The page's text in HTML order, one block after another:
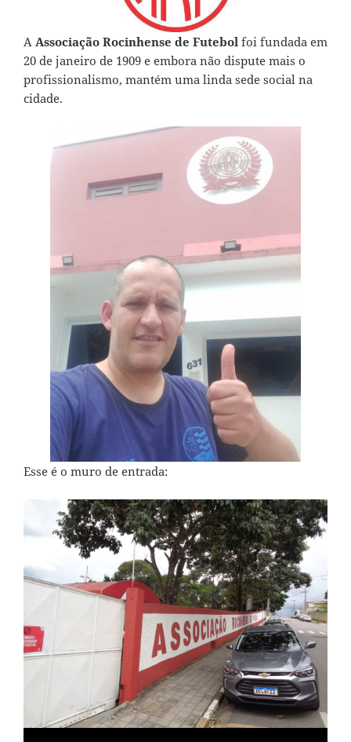
A Associação Rocinhense de Futebol foi fundada em
20 de janeiro de 1909 e embora não dispute mais o
profissionalismo, mantém uma linda sede social na
cidade.
Esse é o muro de entrada: